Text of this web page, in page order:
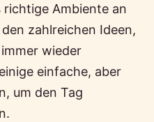
Ambiente an
zahlreichen Ideen,
wieder
einfache, aber
um den Tag